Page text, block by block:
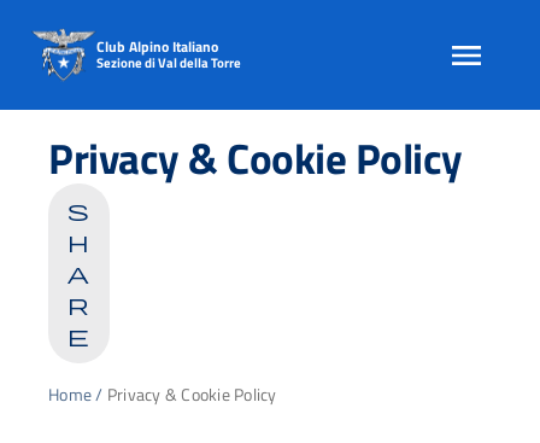
content
Club Alpino Italiano
Sezione di Val della Torre
Privacy & Cookie Policy
s
h
a
r
e
Home/ Privacy & Cookie Policy